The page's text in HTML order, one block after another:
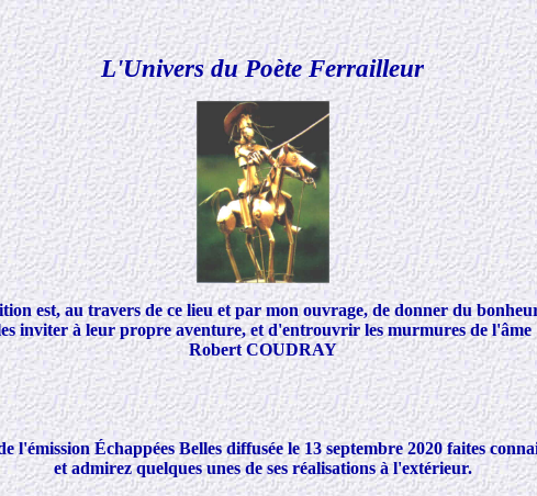
L'Univers du Poète Ferrailleur
est, au travers de ce lieu et par mon ouvrage, de donner du
inviter à leur propre aventure, et d'entrouvrir les murmures de
Robert COUDRAY
l'émission Échappées Belles diffusée le 13 septembre 2020 faites
et admirez quelques unes de ses réalisations à l'extérieur.